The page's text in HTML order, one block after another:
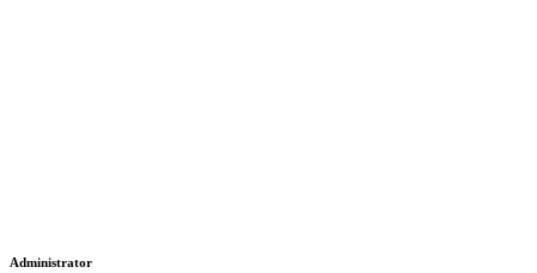
Administrator